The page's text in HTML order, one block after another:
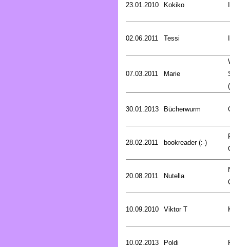
23.01.2010 Kokiko
02.06.2011 Tessi
07.03.2011 Marie
30.01.2013 Bücherwurm
28.02.2011 bookreader (:-)
20.08.2011 Nutella
10.09.2010 Viktor T
10.02.2013 Poldi